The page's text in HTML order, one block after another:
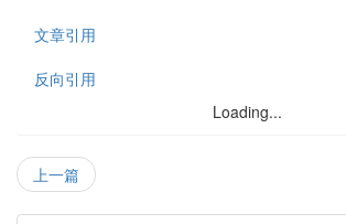
文章引用
反向引用
Loading...
上一篇